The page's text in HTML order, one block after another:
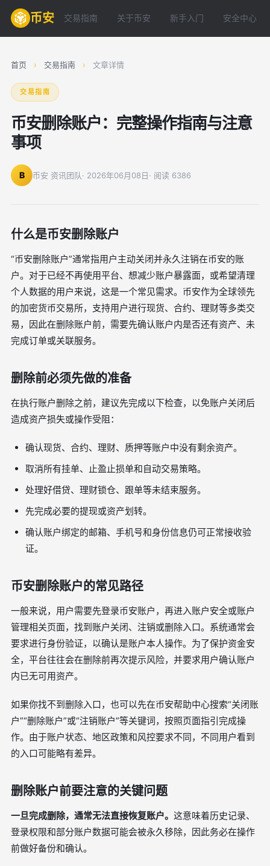
币安 交易指南 关于币安 新手入门 安全中心
首页 › 交易指南 › 文章详情
交易指南
币安删除账户：完整操作指南与注意
事项
B 币安 资讯团队· 2026年06月08日· 阅读 6386
什么是币安删除账户
“币安删除账户”通常指用户主动关闭并永久注销在币安的账
户。对于已经不再使用平台、想减少账户暴露面，或希望清理
个人数据的用户来说，这是一个常见需求。币安作为全球领先
的加密货币交易所，支持用户进行现货、合约、理财等多类交
易，因此在删除账户前，需要先确认账户内是否还有资产、未
完成订单或关联服务。
删除前必须先做的准备
在执行账户删除之前，建议先完成以下检查，以免账户关闭后
造成资产损失或操作受阻：
确认现货、合约、理财、质押等账户中没有剩余资产。
取消所有挂单、止盈止损单和自动交易策略。
处理好借贷、理财锁仓、跟单等未结束服务。
先完成必要的提现或资产划转。
确认账户绑定的邮箱、手机号和身份信息仍可正常接收验
证。
币安删除账户的常见路径
一般来说，用户需要先登录币安账户，再进入账户安全或账户
管理相关页面，找到账户关闭、注销或删除入口。系统通常会
要求进行身份验证，以确认是账户本人操作。为了保护资金安
全，平台往往会在删除前再次提示风险，并要求用户确认账户
内已无可用资产。
如果你找不到删除入口，也可以先在币安帮助中心搜索“关闭账
户”“删除账户”或“注销账户”等关键词，按照页面指引完成操
作。由于账户状态、地区政策和风控要求不同，不同用户看到
的入口可能略有差异。
删除账户前要注意的关键问题
一旦完成删除，通常无法直接恢复账户。 这意味着历史记录、
登录权限和部分账户数据可能会被永久移除，因此务必在操作
前做好备份和确认。